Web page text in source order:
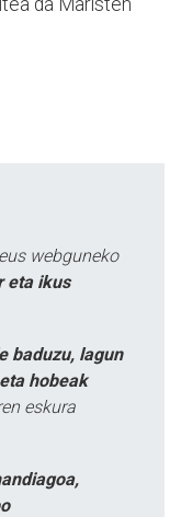
webguneko
eta ikus
baduzu, lagun
hobeak
eskura